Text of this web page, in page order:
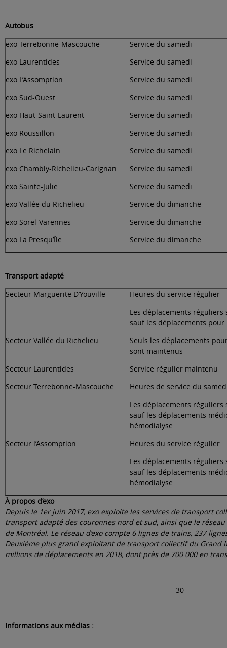
Autobus
exo Terrebonne-Mascouche
Service du samedi
exo Laurentides
Service du samedi
exo L’Assomption
Service du samedi
exo Sud-Ouest
Service du samedi
exo Haut-Saint-Laurent
Service du samedi
exo Roussillon
Service du samedi
exo Le Richelain
Service du samedi
exo Chambly-Richelieu-Carignan
Service du samedi
exo Sainte-Julie
Service du samedi
exo Vallée du Richelieu
Service du dimanche
exo Sorel-Varennes
Service du dimanche
exo La Presqu’Île
Service du dimanche
Transport adapté
Secteur Marguerite D’Youville
Heures du service régulier
Les déplacements réguliers
sauf les déplacements pour
Secteur Vallée du Richelieu
Seuls les déplacements
sont maintenus
Secteur Laurentides
Service régulier maintenu
Secteur Terrebonne-Mascouche
Heures de service du
Les déplacements réguliers
sauf les déplacements
hémodialyse
Secteur l’Assomption
Heures du service régulier
Les déplacements réguliers
sauf les déplacements
hémodialyse
À propos d’exo
Depuis le 1er juin 2017, exo exploite les services de transport
transport adapté des couronnes nord et sud, ainsi que le
de Montréal. Le réseau d’exo compte 6 lignes de trains, 237
Deuxième plus grand exploitant de transport collectif du Grand
millions de déplacements en 2018, dont près de 700 000 en
-30-
Informations aux médias :